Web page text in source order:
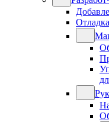
Отладка